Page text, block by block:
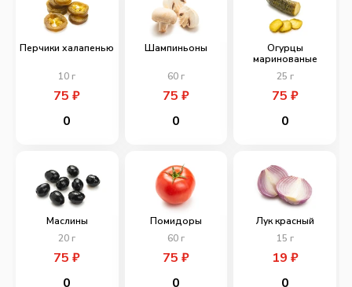
Перчики халапенью
10 г
75₽
0
Шампиньоны
60г
75 ₽
0
Огурцы
маринованые
25 г
75 ₽
0
Маслины
20 г
75₽
0
Помидоры
60г
75 ₽
0
Лук красный
15 г
19 ₽
0